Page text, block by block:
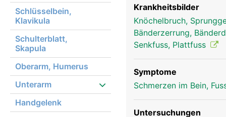
Schlüsselbein,
Klavikula
Schulterblatt,
Skapula
Oberarm, Humerus
Unterarm
Handgelenk
Fusses und gleicht
Krankheitsbilder
Knöchelbruch,
Bänderzerrung,
Senkfuss, Plattfuss
Symptome
Schmerzen im Bein,
Untersuchungen